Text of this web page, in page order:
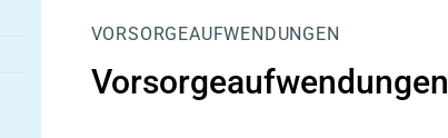
VORSORGEAUFWENDUNGEN
Vorsorgeaufwendungen